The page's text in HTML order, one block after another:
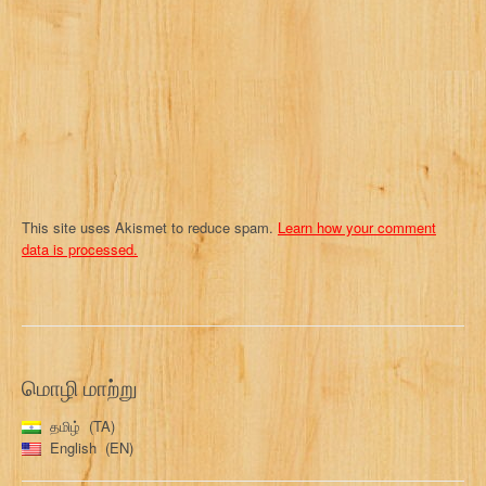
o
This site uses Akismet to reduce spam. Learn how your comment
data is processed.
மொழி மாற்று
தமிழ்
TA
English
EN